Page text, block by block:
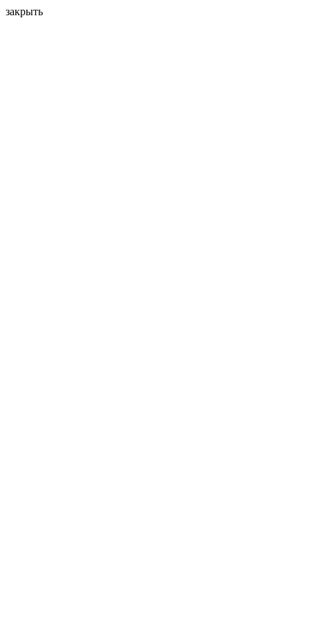
закрыть